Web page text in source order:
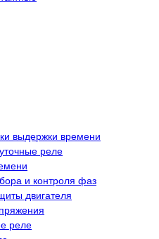
выдержки времени
реле
и контроля фаз
двигателя
реле